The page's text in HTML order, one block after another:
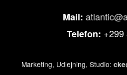
Mail:
Telefon: +299
Marketing, Udlejning, Studio: